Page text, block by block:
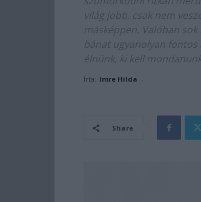
világ jobb, csak nem
másképpen. Valóban
bánat ugyanolyan fontos
élnünk, ki kell
Írta: Imre Hilda -
Share